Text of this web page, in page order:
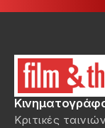
Κριτικές